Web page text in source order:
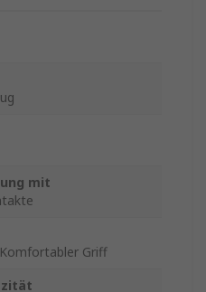
mit
Griff